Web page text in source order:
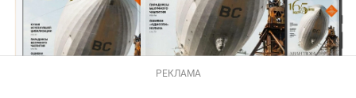
РЕКЛАМА